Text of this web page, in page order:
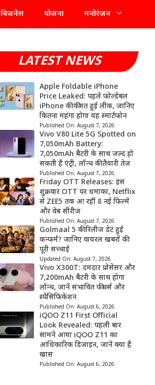
बिजनेस योजना मनोरंजन
LATEST NEWS
Apple Foldable iPhone
Price Leaked: पहले फोल्डेबल
iPhone की कीमत हुई लीक, जानिए
कितना महंगा होगा यह स्मार्टफोन
Published On: August 7, 2026
Vivo V80 Lite 5G Spotted on
7,050mAh Battery:
7,050mAh बैटरी के साथ जल्द हो
सकती है एंट्री, लॉन्च की तैयारी तेज
Published On: August 7, 2026
Friday OTT Releases: इस
शुक्रवार OTT पर धमाका, Netflix
से ZEE5 तक आ रहीं 8 नई फिल्में
और वेब सीरीज
Published On: August 7, 2026
Golmaal 5 की रिलीज डेट हुई
कन्फर्म? जानिए वायरल खबरों की
पूरी सच्चाई
Updated On: August 7, 2026
Vivo X300T: दमदार प्रोसेसर और
7,200mAh बैटरी के साथ होगा
लॉन्च, जानें संभावित फीचर्स और
स्पेसिफिकेशन
Published On: August 6, 2026
iQOO Z11 First Official
Look Revealed: पहली बार
सामने आया iQOO Z11 का
आधिकारिक डिजाइन, जानें क्या है
खास
Published On: August 6, 2026